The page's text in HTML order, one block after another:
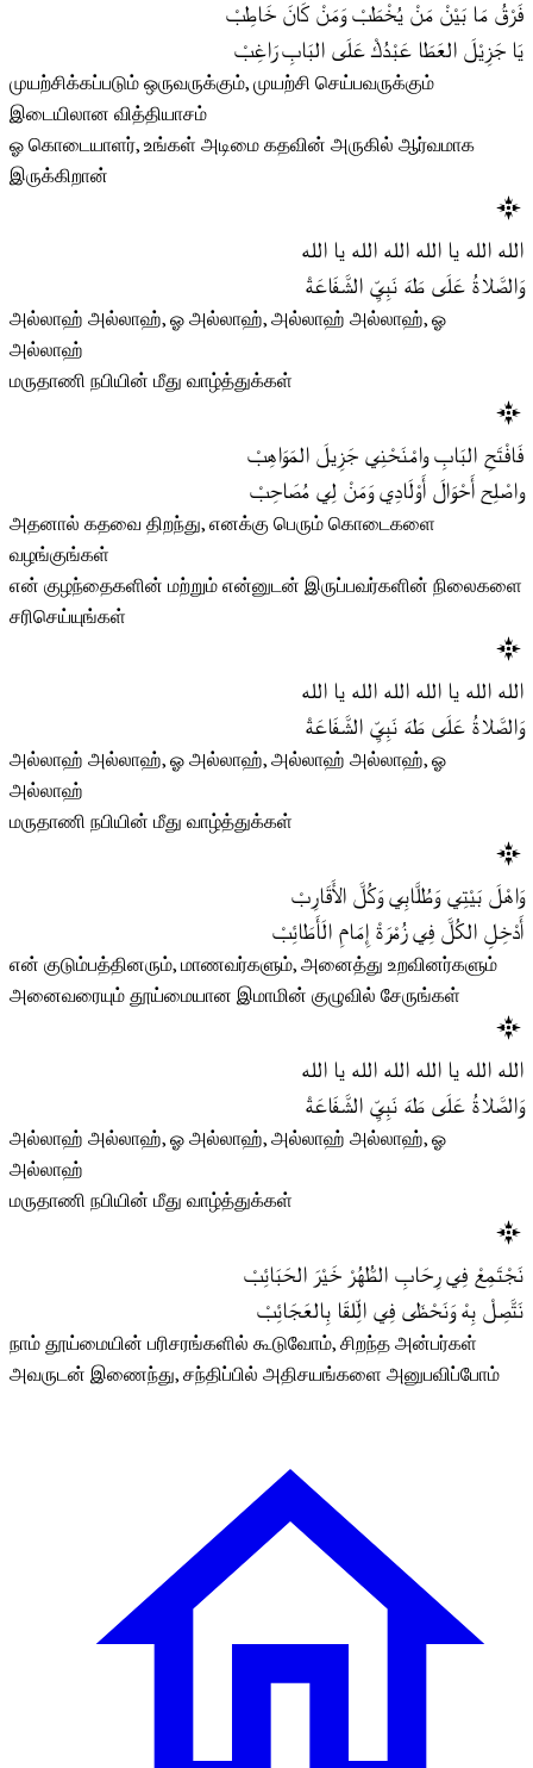
فَرْقُ مَا بَيْنْ مَنْ يُخْطَبْ وَمَنْ كَانَ خَاطِبْ
يَا جَزِيْلَ العَطَا عَبْدُكْ عَلَى البَابِ رَاغِبْ
முயற்சிக்கப்படும் ஒருவருக்கும், முயற்சி செய்பவருக்கும்
இடையிலான வித்தியாசம்
ஓ கொடையாளர், உங்கள் அடிமை கதவின் அருகில் ஆர்வமாக
இருக்கிறான்
الله الله يا الله الله الله يا الله
وَالصَّلاةُ عَلَى طَهَ نَبِيِّ الشَّفَاعَةْ
அல்லாஹ் அல்லாஹ், ஓ அல்லாஹ், அல்லாஹ் அல்லாஹ், ஓ
அல்லாஹ்
மருதாணி நபியின் மீது வாழ்த்துக்கள்
فَافْتَحِ البَابِ وامْنَحْنِي جَزِيلَ المَوَاهِبْ
واصْلِح أَحْوَالَ أَوْلَادِي وَمَنْ لِي مُصَاحِبْ
அதனால் கதவை திறந்து, எனக்கு பெரும் கொடைகளை
வழங்குங்கள்
என் குழந்தைகளின் மற்றும் என்னுடன் இருப்பவர்களின் நிலைகளை
சரிசெய்யுங்கள்
الله الله يا الله الله الله يا الله
وَالصَّلاةُ عَلَى طَهَ نَبِيِّ الشَّفَاعَةْ
அல்லாஹ் அல்லாஹ், ஓ அல்லாஹ், அல்லாஹ் அல்லாஹ், ஓ
அல்லாஹ்
மருதாணி நபியின் மீது வாழ்த்துக்கள்
وَاهْلَ بَيْتِي وَطُلَّابِي وَكُلَّ الأَقَارِبْ
أَدْخِلِ الكُلَّ فِي زُمْرَةْ إِمَامِ الَأَطَائِبْ
என் குடும்பத்தினரும், மாணவர்களும், அனைத்து உறவினர்களும்
அனைவரையும் தூய்மையான இமாமின் குழுவில் சேருங்கள்
الله الله يا الله الله الله يا الله
وَالصَّلاةُ عَلَى طَهَ نَبِيِّ الشَّفَاعَةْ
அல்லாஹ் அல்லாஹ், ஓ அல்லாஹ், அல்லாஹ் அல்லாஹ், ஓ
அல்லாஹ்
மருதாணி நபியின் மீது வாழ்த்துக்கள்
نَجْتَمِعْ فِي رِحَابِ الطُّهُرْ خَيْرَ الحَبَائِبْ
نَتَّصِلْ بِهْ وَنَحْظَى فِي الِّلقَا بِالعَجَائِبْ
நாம் தூய்மையின் பரிசரங்களில் கூடுவோம், சிறந்த அன்பர்கள்
அவருடன் இணைந்து, சந்திப்பில் அதிசயங்களை அனுபவிப்போம்